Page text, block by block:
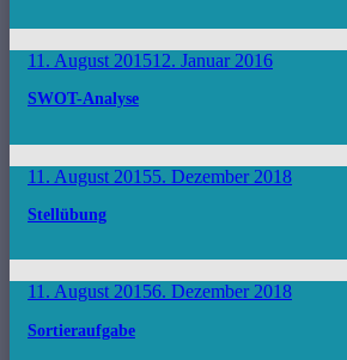
11. August 201512. Januar 2016
SWOT-Analyse
11. August 20155. Dezember 2018
Stellübung
11. August 20156. Dezember 2018
Sortieraufgabe